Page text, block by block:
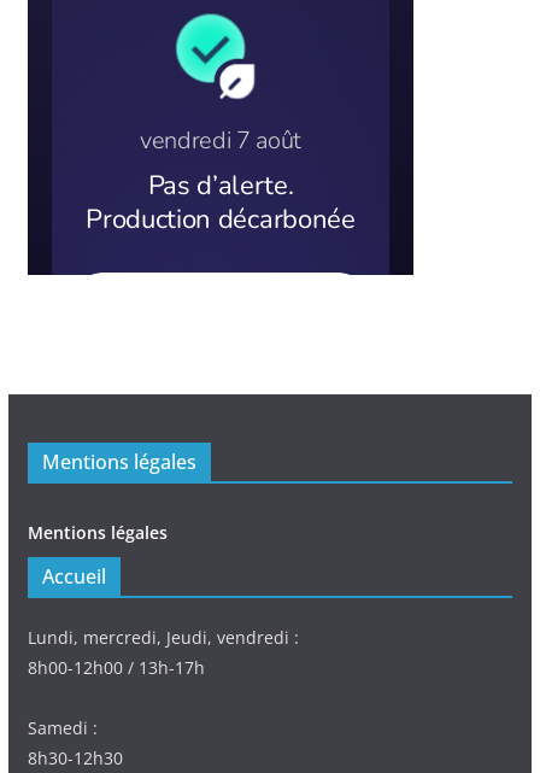
Mentions légales
Mentions légales
Accueil
Lundi, mercredi, Jeudi, vendredi :
8h00-12h00 / 13h-17h
Samedi :
8h30-12h30